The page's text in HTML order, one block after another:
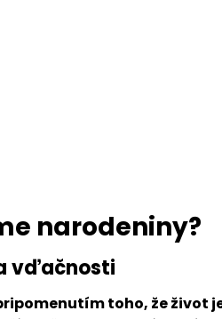
narodeniny?
vďačnosti
toho, že život